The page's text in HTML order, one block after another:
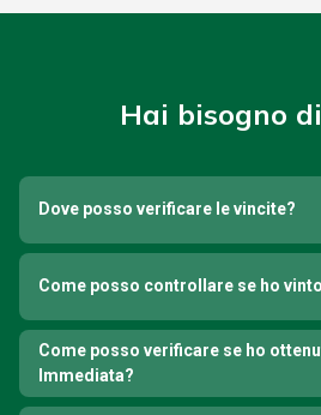
Hai bisogno
Dove posso verificare le vincite?
Come posso controllare se ho
Come posso verificare se ho
Immediata?